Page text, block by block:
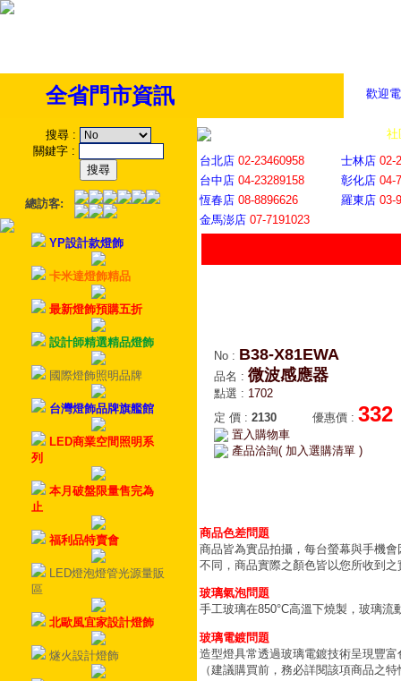
歡迎
全省門市資訊
搜尋 :
關鍵字 :
總訪客:
YP設計款燈飾
卡米達燈飾精品
最新燈飾預購五折
設計師精選精品燈飾
國際燈飾照明品牌
台灣燈飾品牌旗艦館
LED商業空間照明系
列
本月破盤限量售完為
止
福利品特賣會
LED燈泡燈管光源量販
區
北歐風宜家設計燈飾
燧火設計燈飾
社
台北店 02-23460958 士林店 02-
台中店 04-23289158 彰化店 04-
恆春店 08-8896626 羅東店 03-
金馬澎店 07-7191023
No : B38-X81EWA
品名 : 微波感應器
點選 : 1702
定 價 : 2130 優惠價 : 332
置入購物車
產品洽詢( 加入選購清單 )
商品色差問題
商品皆為實品拍攝，每台螢幕與手機
不同，商品實際之顏色皆以您所收到之
玻璃氣泡問題
手工玻璃在850°C高溫下燒製，玻璃
玻璃電鍍問題
造型燈具常透過玻璃電鍍技術呈現豐
（建議購買前，務必詳閱該項商品之